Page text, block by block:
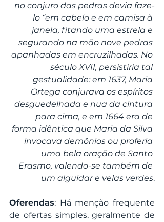
no conjuro das pedras devia faze-
lo “em cabelo e em camisa à
janela, fitando uma estrela e
segurando na mão nove pedras
apanhadas em encruzilhadas. No
século XVII, persistiria tal
gestualidade: em 1637, Maria
Ortega conjurava os espíritos
desguedelhada e nua da cintura
para cima, e em 1664 era de
forma idêntica que Maria da Silva
invocava demônios ou proferia
uma bela oração de Santo
Erasmo, valendo-se também de
um alguidar e velas verdes.
Oferendas: Há menção frequente
de ofertas simples, geralmente de